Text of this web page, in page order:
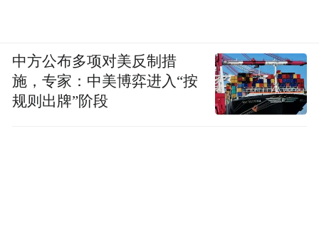
中方公布多项对美反制措
施，专家：中美博弈进入“按
规则出牌”阶段